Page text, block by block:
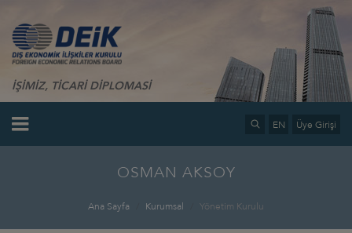
İŞİMİZ, TİCARİ DİPLOMASİ
EN Üye Girişi
OSMAN AKSOY
Ana Sayfa Kurumsal Yönetim Kurulu